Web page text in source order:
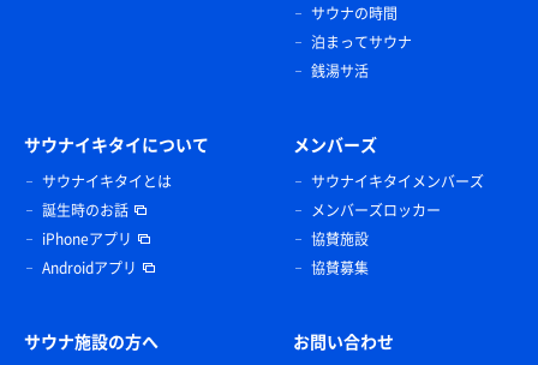
サウナの時間
泊まってサウナ
銭湯サ活
サウナイキタイについて
サウナイキタイとは
誕生時のお話
iPhoneアプリ
Androidアプリ
メンバーズ
サウナイキタイメンバーズ
メンバーズロッカー
協賛施設
協賛募集
サウナ施設の方へ お問い合わせ